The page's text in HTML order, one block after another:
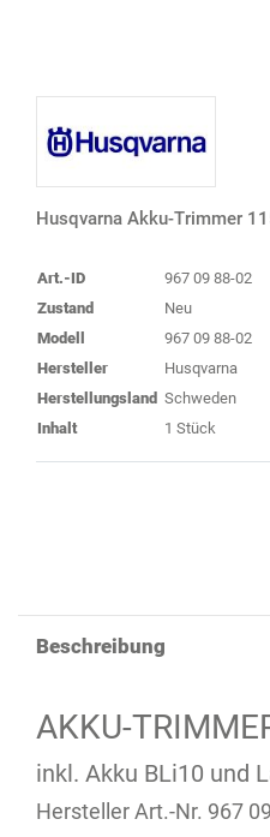
Husqvarna Akku-Trimmer
Art.-ID
967 09 88-02
Zustand
Neu
Modell
967 09 88-02
Hersteller
Husqvarna
Herstellungsland Schweden
Inhalt
1 Stück
Beschreibung
AKKU-
inkl. Akku BLi10 und
Hersteller Art.-Nr. 967